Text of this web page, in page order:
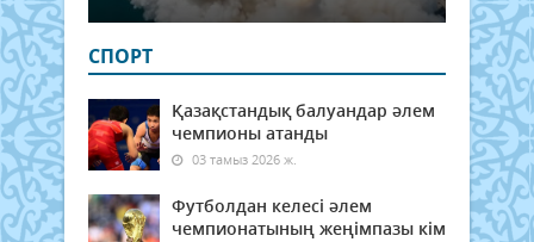
СПОРТ
Қазақстандық балуандар әлем
чемпионы атанды
03 тамыз 2026 ж.
Футболдан келесі әлем
чемпионатының жеңімпазы кім